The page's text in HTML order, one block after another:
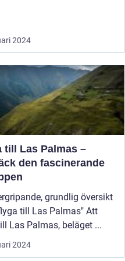
2024
till Las Palmas –
den fascinerande
grundlig översikt
till Las Palmas" Att
Las Palmas, beläget ...
2024